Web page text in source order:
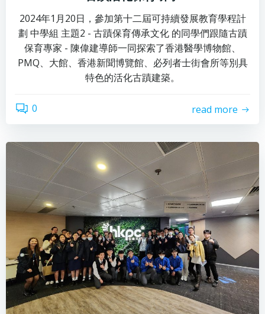
2024年1月20日，參加第十二屆可持續發展教育學程計
劃 中學組 主題2 - 古蹟保育傳承文化 的同學們跟隨古蹟
保育專家 - 陳偉建導師一同探索了香港醫學博物館、
PMQ、大館、香港新聞博覽館、必列者士街會所等別具
特色的活化古蹟建築。
0 read more